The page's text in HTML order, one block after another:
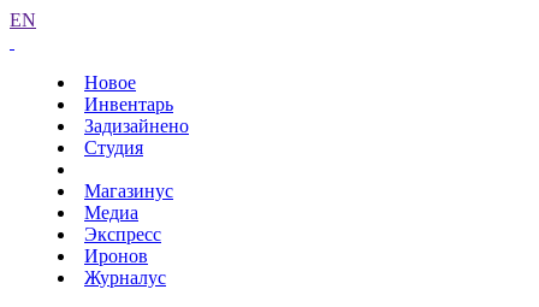
EN
Новое
Инвентарь
Задизайнено
Студия
Магазинус
Медиа
Экспресс
Иронов
Журналус